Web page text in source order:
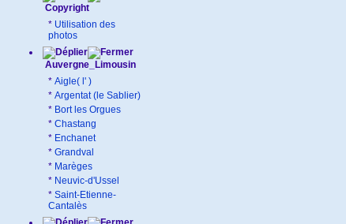
Copyright
* Utilisation des
photos
Auvergne_Limousin
* Aigle( l' )
* Argentat (le Sablier)
* Bort les Orgues
* Chastang
* Enchanet
* Grandval
* Marèges
* Neuvic-d'Ussel
* Saint-Etienne-
Cantalès